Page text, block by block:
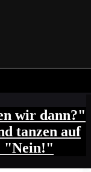
wir dann?"
tanzen auf
"Nein!"